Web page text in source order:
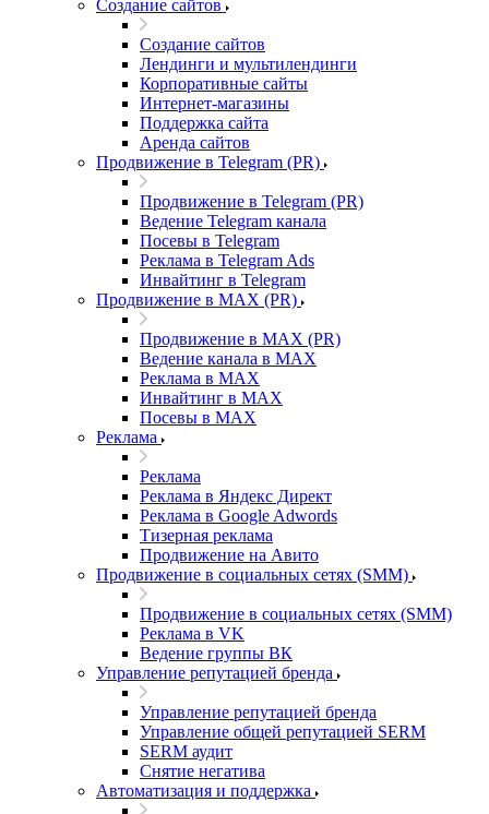
Создание сайтов
Создание сайтов
Лендинги и мультилендинги
Корпоративные сайты
Интернет-магазины
Поддержка сайта
Аренда сайтов
Продвижение в Telegram (PR)
Продвижение в Telegram (PR)
Ведение Telegram канала
Посевы в Telegram
Реклама в Telegram Ads
Инвайтинг в Telegram
Продвижение в MAX (PR)
Продвижение в MAX (PR)
Ведение канала в MAX
Реклама в MAX
Инвайтинг в MAX
Посевы в MAX
Реклама
Реклама
Реклама в Яндекс Директ
Реклама в Google Adwords
Тизерная реклама
Продвижение на Авито
Продвижение в социальных сетях (SMM)
Продвижение в социальных сетях (SMM)
Реклама в VK
Ведение группы ВК
Управление репутацией бренда
Управление репутацией бренда
Управление общей репутацией SERM
SERM аудит
Снятие негатива
Автоматизация и поддержка